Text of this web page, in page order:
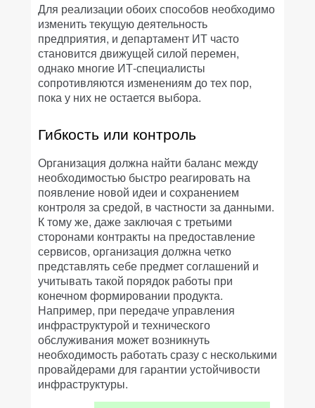
Для реализации обоих способов необходимо
изменить текущую деятельность
предприятия, и департамент ИТ часто
становится движущей силой перемен,
однако многие ИТ-специалисты
сопротивляются изменениям до тех пор,
пока у них не остается выбора.
Гибкость или контроль
Организация должна найти баланс между
необходимостью быстро реагировать на
появление новой идеи и сохранением
контроля за средой, в частности за данными.
К тому же, даже заключая с третьими
сторонами контракты на предоставление
сервисов, организация должна четко
представлять себе предмет соглашений и
учитывать такой порядок работы при
конечном формировании продукта.
Например, при передаче управления
инфраструктурой и технического
обслуживания может возникнуть
необходимость работать сразу с несколькими
провайдерами для гарантии устойчивости
инфраструктуры.